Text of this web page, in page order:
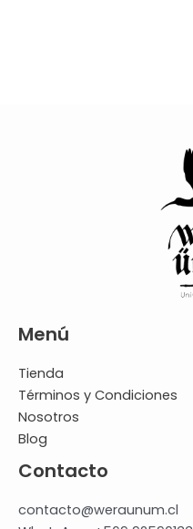
Menú
Tienda
Términos y Condiciones
Nosotros
Blog
Contacto
contacto@weraunum.cl